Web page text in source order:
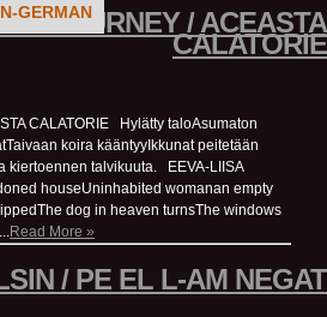
GERMAN
JOURNEY / ACEASTA
CALATORIE
CALATORIE Hylätty taloAsumaton
koira kääntyyIkkunat peitetään
kiertoennen talvikuuta. EEVA-LIISA
houseUninhabited womanan empty
dog in heaven turnsThe windows
Read More »
/ PE EL L-AM NEGAT